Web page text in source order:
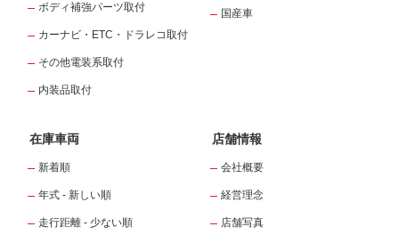
ボディ補強パーツ取付
カーナビ・ETC・ドラレコ取付
その他電装系取付
内装品取付
国産車
在庫車両
新着順
年式 - 新しい順
走行距離 - 少ない順
店舗情報
会社概要
経営理念
店舗写真